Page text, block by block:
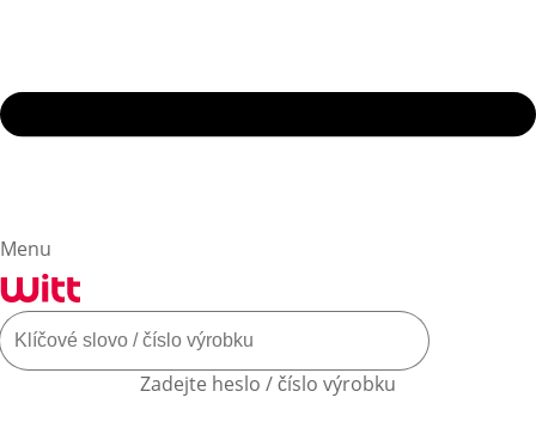
Menu
Zadejte heslo / číslo výrobku